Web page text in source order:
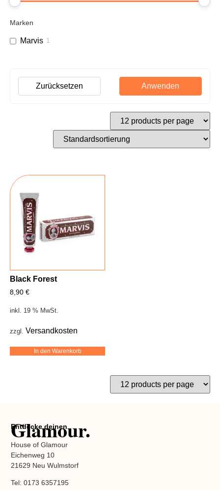
Marken
Marvis 1
Anwenden
Zurücksetzen
Black Forest
8,90 €
inkl. 19 % MwSt.
zzgl. Versandkosten
In den Warenkorb
Entdecke deinen
Glamour.
House of Glamour
Eichenweg 10
21629 Neu Wulmstorf
Tel: 0173 6357195